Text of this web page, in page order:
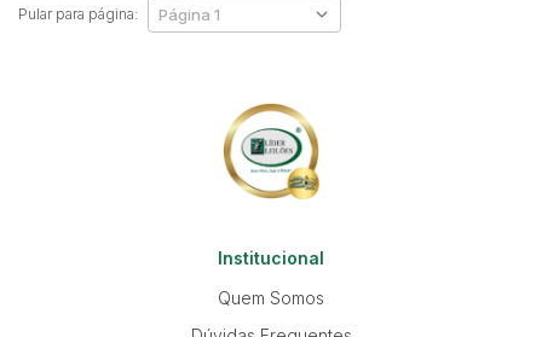
Pular para página:
Institucional
Quem Somos